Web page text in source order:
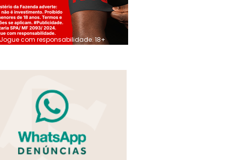
Jogue com responsabilidade. 18+